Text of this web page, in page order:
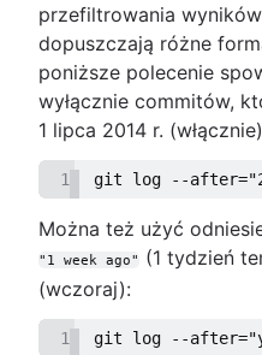
przefiltrowania
dopuszczają różne
poniższe polecenie
wyłącznie commitów,
1 lipca 2014 r.
1 git log --
Można też użyć
"1 week ago" (1 tydzień
(wczoraj):
1 git log --